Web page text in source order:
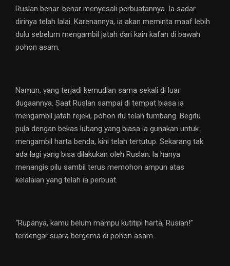
Ruslan benar-benar menyesali perbuatannya. Ia sadar
dirinya telah lalai. Karenannya, ia akan meminta maaf lebih
dulu sebelum mengambil jatah dari kain kafan di bawah
pohon asam.
Namun, yang terjadi kemudian sama sekali di luar
dugaannya. Saat Ruslan sampai di tempat biasa ia
mengambil jatah rejeki, pohon itu telah tumbang. Begitu
pula dengan bekas lubang yang biasa ia gunakan untuk
mengambil harta benda, kini telah tertutup. Sekarang tak
ada lagi yang bisa dilakukan oleh Ruslan. la hanya
menangis pilu sambil terus memohon ampun atas
kelalaian yang telah ia perbuat.
“Rupanya, kamu belum mampu kutitipi harta, Rusian!”
terdengar suara bergema di pohon asam.